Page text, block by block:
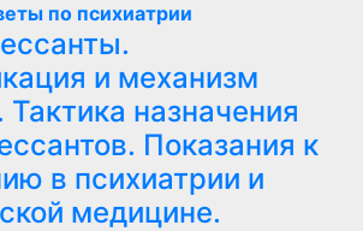
по психиатрии
и механизм
Тактика назначения
Показания к
в психиатрии и
медицине.